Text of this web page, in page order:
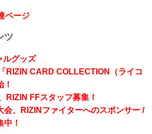
ページ
ツ
グッズ
RIZIN CARD COLLECTION（ライコ
！
FFスタッフ募集！
、RIZINファイターへのスポンサー /
！